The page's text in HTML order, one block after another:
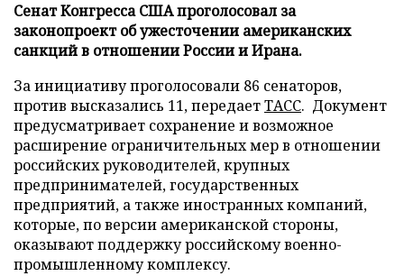
Сенат Конгресса США проголосовал за
законопроект об ужесточении американских
санкций в отношении России и Ирана.
За инициативу проголосовали 86 сенаторов,
против высказались 11, передаетТАСС. Документ
предусматривает сохранение и возможное
расширение ограничительных мер в отношении
российских руководителей, крупных
предпринимателей, государственных
предприятий, а также иностранных компаний,
которые, по версии американской стороны,
оказывают поддержку российскому военно-
промышленному комплексу.